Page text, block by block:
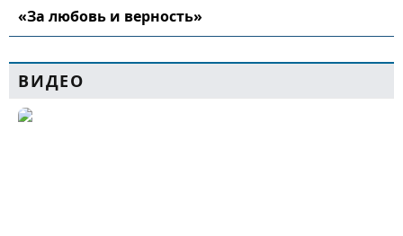
«За любовь и верность»
ВИДЕО